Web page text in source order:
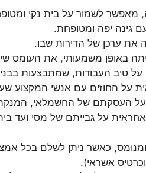
מאפשר לשמור על בית נקי
גינה יפה ומטופחת.
את ערכן של הדירות שבו.
באופן משמעותי, את העומס
טיב העבודות, שמתבצעות
על החוזים עם אנשי המקצוע
העסקתם של החשמלאי, המנקה,
על גבייתם של מסי ועד
כאשר ניתן לשלם בכל
אשראי).